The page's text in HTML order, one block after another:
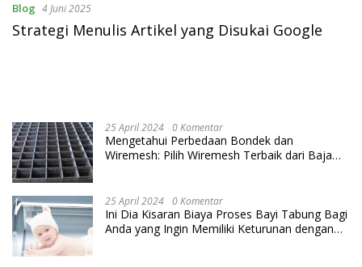
Blog 4 Juni 2025
Strategi Menulis Artikel yang Disukai Google
25 April 2024 0 Komentar
Mengetahui Perbedaan Bondek dan
Wiremesh: Pilih Wiremesh Terbaik dari Baja
25 April 2024 0 Komentar
Ini Dia Kisaran Biaya Proses Bayi Tabung Bagi
Anda yang Ingin Memiliki Keturunan dengan